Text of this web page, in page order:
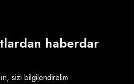
haberdar
sizi bilgilendirelim